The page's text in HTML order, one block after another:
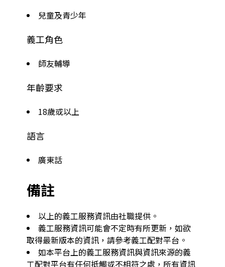
兒童及青少年
義工角色
師友輔導
年齡要求
18歲或以上
語言
廣東話
備註
以上的義工服務資訊由社職提供。
義工服務資訊可能會不定時有所更新，如欲
取得最新版本的資訊，請參考義工配對平台。
如本平台上的義工服務資訊與資訊來源的義
工配對平台有任何抵觸或不相符之處，所有資訊